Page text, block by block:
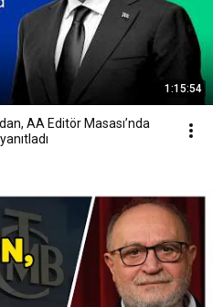
1:15:54
AA Editör Masası’nda